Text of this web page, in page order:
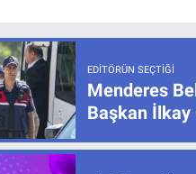
EDITÖRÜN SEÇTIĞI
Menderes
Başkan İlkay